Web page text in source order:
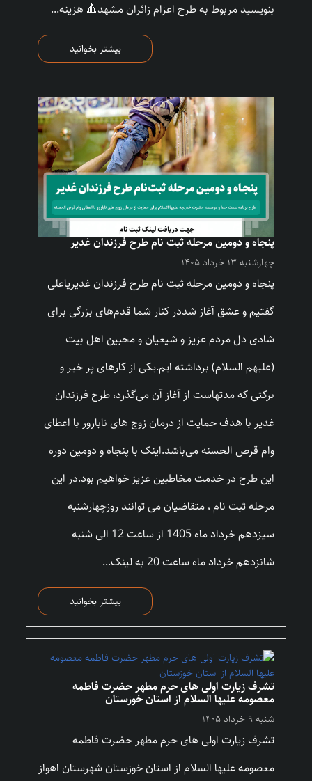
بنویسید مربوط به طرح اعزام زائران مشهد🔺 هزینه...
بیشتر بخوانید
پنجاه و دومین مرحله ثبت نام طرح فرزندان غدیر
چهارشنبه ۱۳ خرداد ۱۴۰۵
پنجاه و دومین مرحله ثبت نام طرح فرزندان غدیریاعلی
گفتیم و عشق آغاز شددر کنار شما قدم‌های بزرگی برای
شادی دل مردم عزیز و شیعیان و محبین اهل بیت
(علیهم السلام) برداشته ایم.یکی از کارهای پر خیر و
برکتی که مدتهاست از آغاز آن می‌گذرد، طرح فرزندان
غدیر با هدف حمایت از درمان زوج های نابارور با اعطای
وام قرص الحسنه می‌باشد.اینک با پنجاه و دومین دوره
این طرح در خدمت مخاطبین عزیز خواهیم بود.در این
مرحله ثبت نام ، متقاضیان می توانند روزچهارشنبه
سیزدهم خرداد ماه 1405 از ساعت 12 الی شنبه
شانزدهم خرداد ماه ساعت 20 به لینک...
بیشتر بخوانید
تشرف زیارت اولی های حرم مطهر حضرت فاطمه
معصومه علیها السلام از استان خوزستان
شنبه ۹ خرداد ۱۴۰۵
تشرف زیارت اولی های حرم مطهر حضرت فاطمه
معصومه علیها السلام از استان خوزستان شهرستان اهواز